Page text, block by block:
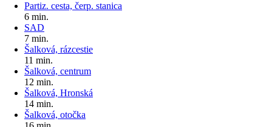
Partiz. cesta, čerp. stanica
6 min.
SAD
7 min.
Šalková, rázcestie
11 min.
Šalková, centrum
12 min.
Šalková, Hronská
14 min.
Šalková, otočka